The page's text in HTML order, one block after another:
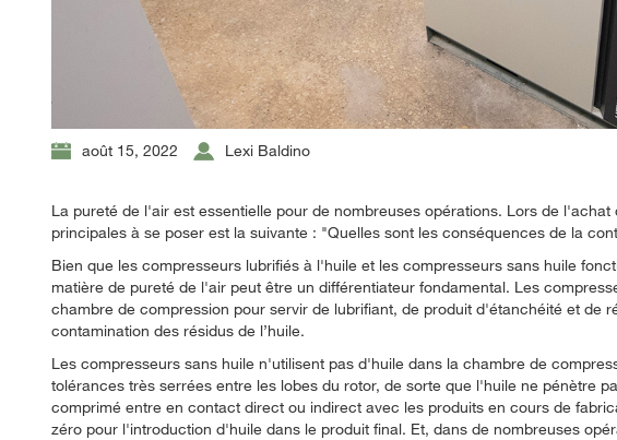
août 15, 2022 Lexi Baldino
La pureté de l'air est essentielle pour de nombreuses opérations. Lors de
principales à se poser est la suivante : "Quelles sont les conséquences de la
Bien que les compresseurs lubrifiés à l'huile et les compresseurs sans huile
matière de pureté de l'air peut être un différentiateur fondamental. Les
chambre de compression pour servir de lubrifiant, de produit d'étanchéité et de
contamination des résidus de l’huile.
Les compresseurs sans huile n'utilisent pas d'huile dans la chambre de
tolérances très serrées entre les lobes du rotor, de sorte que l'huile ne pénètre
comprimé entre en contact direct ou indirect avec les produits en cours de
zéro pour l'introduction d'huile dans le produit final. Et, dans de nombreuses